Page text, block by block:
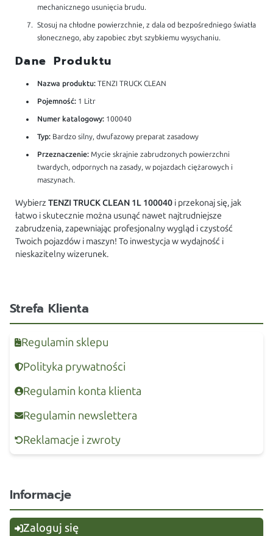
mechanicznego usunięcia brudu.
Stosuj na chłodne powierzchnie, z dala od bezpośredniego światła
słonecznego, aby zapobiec zbyt szybkiemu wysychaniu.
Dane Produktu
Nazwa produktu: TENZI TRUCK CLEAN
Pojemność: 1 Litr
Numer katalogowy: 100040
Typ: Bardzo silny, dwufazowy preparat zasadowy
Przeznaczenie: Mycie skrajnie zabrudzonych powierzchni
twardych, odpornych na zasady, w pojazdach ciężarowych i
maszynach.
WybierzTENZI TRUCK CLEAN 1L 100040 i przekonaj się, jak
łatwo i skutecznie można usunąć nawet najtrudniejsze
zabrudzenia, zapewniając profesjonalny wygląd i czystość
Twoich pojazdów i maszyn! To inwestycja w wydajność i
nieskazitelny wizerunek.
Strefa Klienta
Regulamin sklepu
Polityka prywatności
Regulamin konta klienta
Regulamin newslettera
Reklamacje i zwroty
Informacje
Zaloguj się